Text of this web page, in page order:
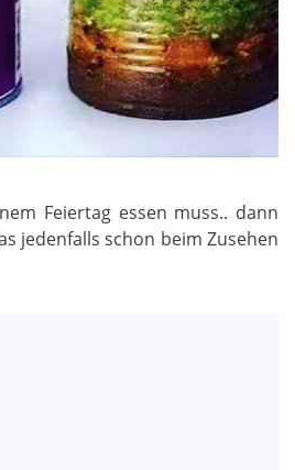
Feiertag essen muss.. dann
jedenfalls schon beim Zusehen